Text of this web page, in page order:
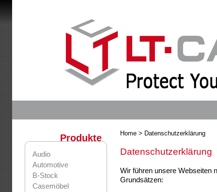
Produkte
Audio
Automotive
B-Stock
Casemöbel
Home > Datenschutzerklärung
Datenschutzerklärung
Wir führen unsere Webseiten
Grundsätzen: